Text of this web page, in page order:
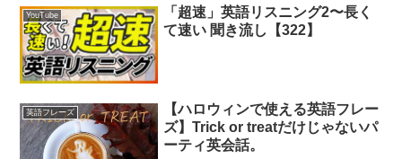
Englishの動画の中から特に人気の高い英
語フレーズ...
YouTube
「超速」英語リスニング2〜長く
て速い 聞き流し【322】
英語フレーズ
【ハロウィンで使える英語フレー
ズ】Trick or treatだけじゃないパ
ーティ英会話。